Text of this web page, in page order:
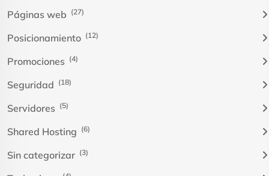
Páginas web (27)
Posicionamiento (12)
Promociones (4)
Seguridad (18)
Servidores (5)
Shared Hosting (6)
Sin categorizar (3)